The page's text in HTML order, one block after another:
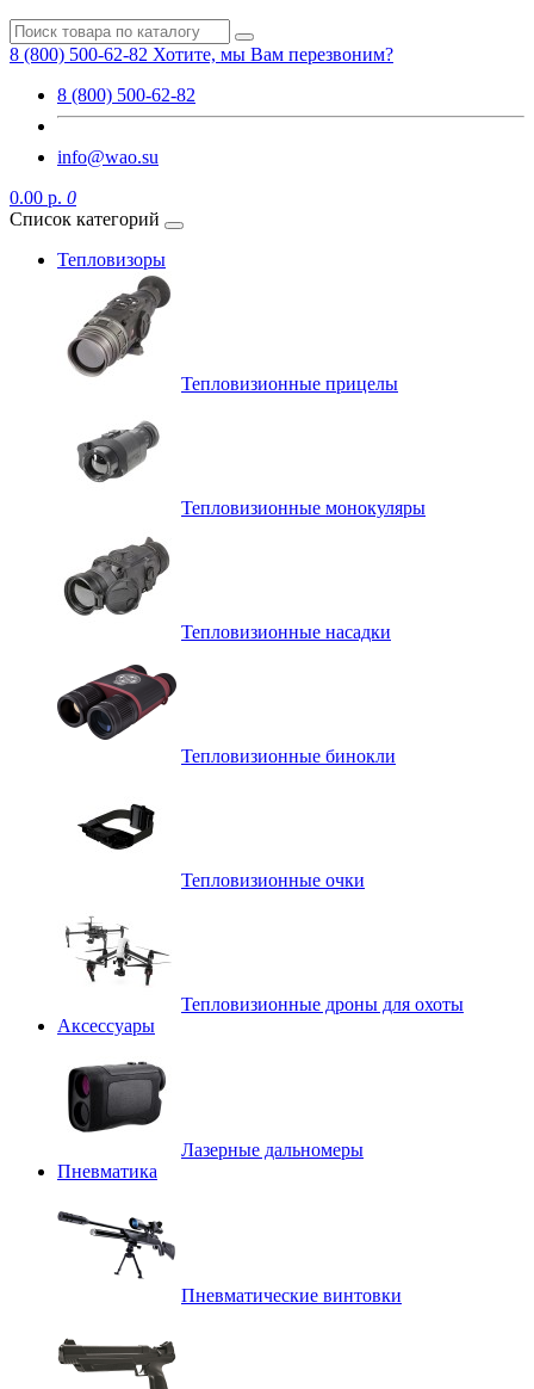
8 (800) 500-62-82 Хотите, мы Вам перезвоним?
8 (800) 500-62-82
info@wao.su
0.00 р. 0
Список категорий
Тепловизоры
Тепловизионные прицелы
Тепловизионные монокуляры
Тепловизионные насадки
Тепловизионные бинокли
Тепловизионные очки
Тепловизионные дроны для охоты
Аксессуары
Лазерные дальномеры
Пневматика
Пневматические винтовки